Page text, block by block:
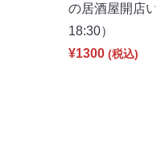
の居酒屋開店
18:30）
¥1300 (税込)